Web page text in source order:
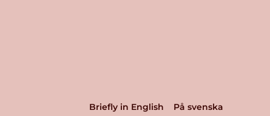
Briefly in English På svenska